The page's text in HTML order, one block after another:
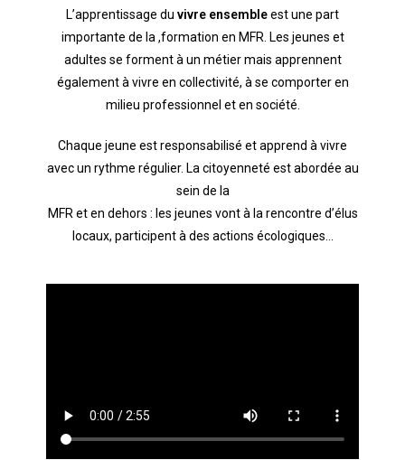
L’apprentissage du vivre ensembleest une part
importante de la ,formation en MFR. Les jeunes et
adultes se forment à un métier mais apprennent
également à vivre en collectivité, à se comporter en
milieu professionnel et en société.
Chaque jeune est responsabilisé et apprend à vivre
avec un rythme régulier. La citoyenneté est abordée au
sein de la
MFR et en dehors : les jeunes vont à la rencontre d’élus
locaux, participent à des actions écologiques…